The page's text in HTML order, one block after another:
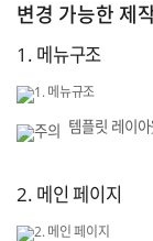
변경 가능한 제
1. 메뉴구조
템플릿 레이
2. 메인 페이지